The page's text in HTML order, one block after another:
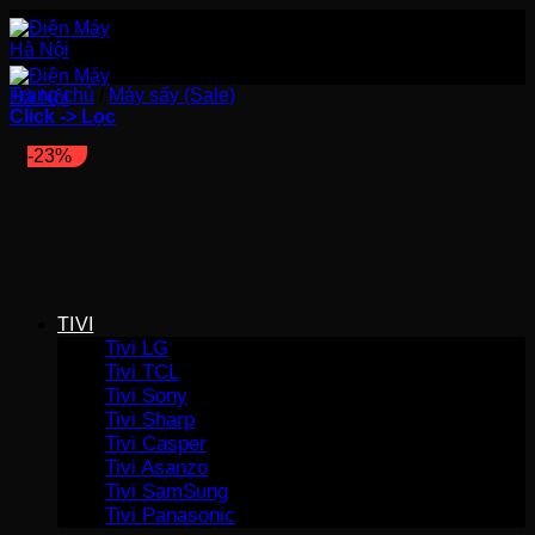
Bỏ
qua
nội
dung
TIVI
Tivi LG
Tivi TCL
Tivi Sony
Tivi Sharp
Tivi Casper
Tivi Asanzo
Tivi SamSung
Tivi Panasonic
Trang chủ
Máy sấy (Sale)
Click -> Lọc
-23%